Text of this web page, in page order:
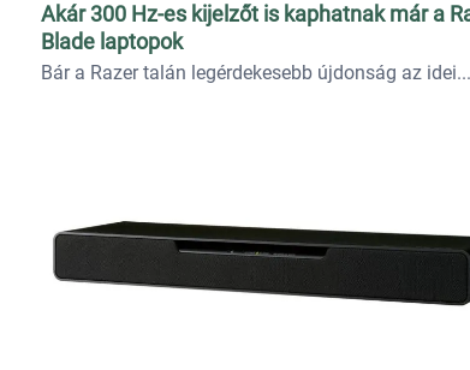
Akár 300 Hz-es kijelzőt is kaphatnak már a
Blade laptopok
Bár a Razer talán legérdekesebb újdonság az idei...